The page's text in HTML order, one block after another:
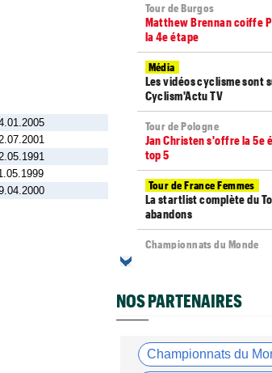
Tour de Burgos
Matthew Brennan coiffe
la 4e étape
Média
Les vidéos cyclisme sont
Cyclism'Actu TV
Tour de Pologne
Jan Christen s'offre la 5e
top 5
Tour de France Femmes
La startlist complète du
abandons
Championnats du Monde
Transfert
Joe Blackmore devrait
Route
NOS PARTENAIRES
Championnats du